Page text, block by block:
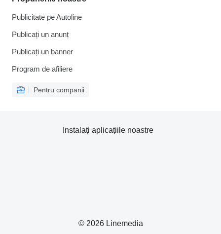
Publicitate pe Autoline
Publicați un anunț
Publicați un banner
Program de afiliere
Pentru companii
© 2026 Linemedia
Instalați aplicațiile noastre